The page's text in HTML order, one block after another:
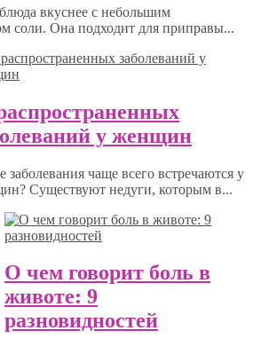
вкуснее с небольшим
соли. Она подходит для приправы...
у женщин
заболевания чаще всего встречаются у
Существуют недуги, которым в...
О чем говорит боль в
животе: 9
разновидностей